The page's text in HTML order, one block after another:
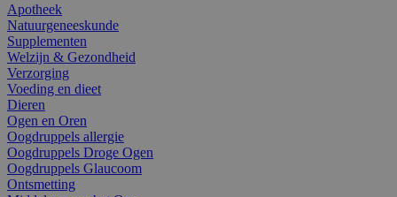
Apotheek
Natuurgeneeskunde
Supplementen
Welzijn & Gezondheid
Verzorging
Voeding en dieet
Dieren
Ogen en Oren
Oogdruppels allergie
Oogdruppels Droge Ogen
Oogdruppels Glaucoom
Ontsmetting